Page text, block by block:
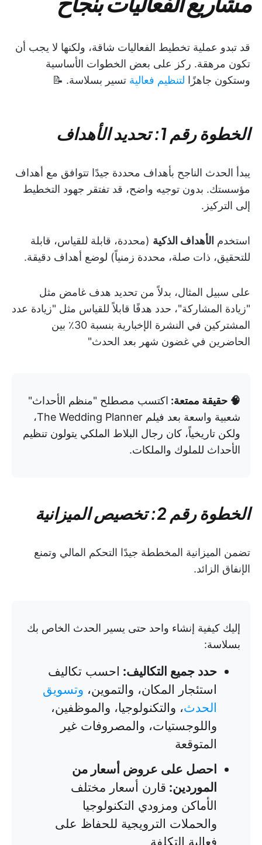
قد تبدو عملية تخطيط الفعاليات شاقة، ولكنها لا يجب أن
تكون مرهقة. ركز على بعض الخطوات الأساسية
وستكون جاهزًا لتنظيم فعالية تسير بسلاسة. 📝
الخطوة رقم 1: تحديد الأهداف
يبدأ الحدث الناجح بأهداف محددة جيدًا تتوافق مع أهداف
مؤسستك. بدون توجيه واضح، قد تفتقر جهود التخطيط
إلى التركيز.
استخدم الأهداف الذكية (محددة، قابلة للقياس، قابلة
للتحقيق، ذات صلة، محددة زمنياً) لوضع أهداف دقيقة.
على سبيل المثال، بدلاً من تحديد هدف غامض مثل
"زيادة المشاركة"، حدد هدفًا قابلاً للقياس مثل "زيادة عدد
المشتركين في النشرة الإخبارية بنسبة 30٪ بين
الحاضرين في غضون شهر بعد الحدث"
🧠 حقيقة ممتعة: اكتسب مصطلح "منظم الأحداث"
شعبية واسعة بعد فيلم The Wedding Planner،
ولكن تاريخياً، كان رجال البلاط الملكي يتولون تنظيم
الأحداث للملوك والملكات.
الخطوة رقم 2: تخصيص الميزانية
تضمن الميزانية المخططة جيدًا التحكم المالي وتمنع
الإنفاق الزائد.
إليك كيفية إنشاء واحد حتى يسير الحدث الخاص بك
بسلاسة:
حدد جميع التكاليف: احسب تكاليف
استئجار المكان، والتموين، وتسويق
الحدث، والتكنولوجيا، والموظفين،
واللوجستيات، والمصروفات غير
المتوقعة
احصل على عروض أسعار من
الموردين: قارن أسعار مختلف
الأماكن ومزودي التكنولوجيا
والحملات الترويجية للحفاظ على
فعالية التكلفة